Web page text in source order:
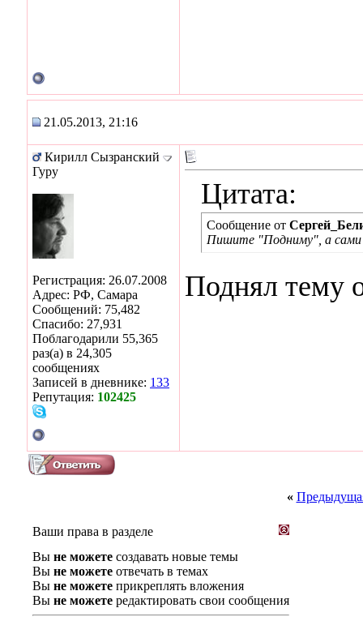
21.05.2013, 21:16
Кирилл Сызранский
Гуру
Регистрация: 26.07.2008
Адрес: РФ, Самара
Сообщений: 75,482
Спасибо: 27,931
Поблагодарили 55,365
раз(а) в 24,305
сообщениях
Записей в дневнике: 133
Репутация: 102425
Цитата:
Сообщение от
Пишите "Подниму", а сами
Поднял тему
«
Ваши права в разделе
Вы не можете создавать новые темы
Вы не можете отвечать в темах
Вы не можете прикреплять вложения
Вы не можете редактировать свои сообщения